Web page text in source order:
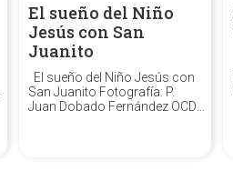
El sueño del Niño
Jesús con San
Juanito
El sueño del Niño Jesús con
San Juanito Fotografía: P.
Juan Dobado Fernández OCD